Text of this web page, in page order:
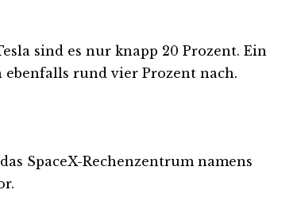
sind es nur knapp 20 Prozent. Ein
ebenfalls rund vier Prozent nach.
SpaceX-Rechenzentrum namens